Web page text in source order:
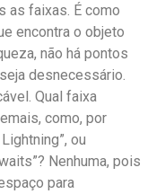
as faixas. É como
encontra o objeto
não há pontos
desnecessário.
Qual faixa
como, por
ou
Nenhuma, pois
para